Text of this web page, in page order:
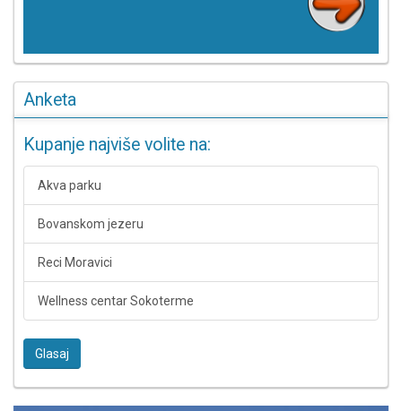
Anketa
Kupanje najviše volite na:
Akva parku
Bovanskom jezeru
Reci Moravici
Wellness centar Sokoterme
Glasaj